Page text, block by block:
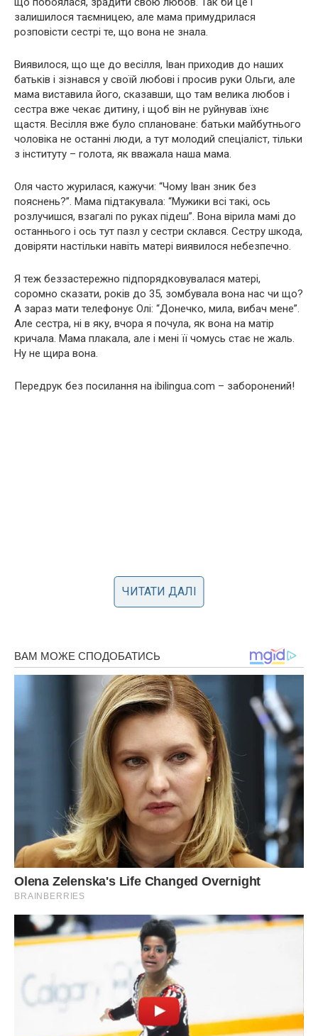
залишилося таємницею, але мама примудрилася
розповісти сестрі те, що вона не знала.
Виявилося, що ще до весілля, Іван приходив до наших
батьків і зізнався у своїй любові і просив руки Ольги, але
мама виставила його, сказавши, що там велика любов і
сестра вже чекає дитину, і щоб він не руйнував їхнє
щастя. Весілля вже було сплановане: батьки майбутнього
чоловіка не останні люди, а тут молодий спеціаліст, тільки
з інституту – голота, як вважала наша мама.
Оля часто журилася, кажучи: “Чому Іван зник без
пояснень?”. Мама підтакувала: “Мужики всі такі, ось
розлучишся, взагалі по руках підеш”. Вона вірила мамі до
останнього і ось тут пазл у сестри склався. Сестру шкода,
довіряти настільки навіть матері виявилося небезпечно.
Я теж беззастережно підпорядковувалася матері,
соромно сказати, років до 35, зомбувала вона нас чи що?
А зараз мати телефонує Олі: “Донечко, мила, вибач мене”.
Але сестра, ні в яку, вчора я почула, як вона на матір
кричала. Мама плакала, але і мені її чомусь стає не жаль.
Ну не щира вона.
Передрук без посилання на ibilingua.com – заборонений!
Фото ілюстративне – uk.wikipedia
Сподобалась стаття? Поділіться з друзями на Facebook
ЧИТАТИ ДАЛІ